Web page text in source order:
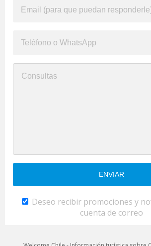
Deseo recibir promociones y
cuenta de correo